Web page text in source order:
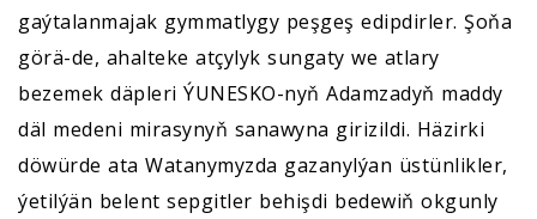
gaýtalanmajak gymmatlygy peşgeş edipdirler. Şoňa
görä-de, ahalteke atçylyk sungaty we atlary
bezemek däpleri ÝUNESKO-nyň Adamzadyň maddy
däl medeni mirasynyň sanawyna girizildi. Häzirki
döwürde ata Watanymyzda gazanylýan üstünlikler,
ýetilýän belent sepgitler behişdi bedewiň okgunly